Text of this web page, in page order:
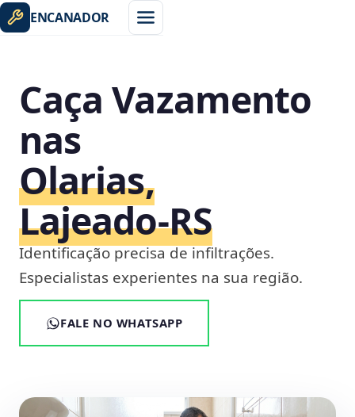
ENCANADOR
Caça Vazamento
nas
Olarias,
Lajeado‑RS
Identificação precisa de infiltrações.
Especialistas experientes na sua região.
FALE NO WHATSAPP